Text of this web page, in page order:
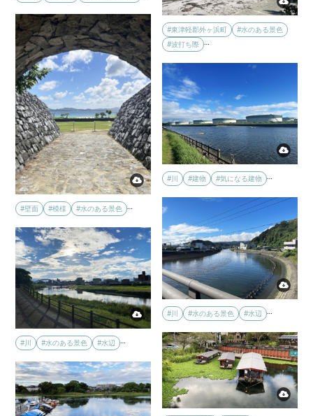
#東津軽郡外ヶ浜町
#水のある景色
#波打ち際 …
#壁面 #模様 #水のある景色 …
#川 #建物 #気になる建物 …
#川 #水のある景色 #水辺
#川 #水のある景色 #水辺 …